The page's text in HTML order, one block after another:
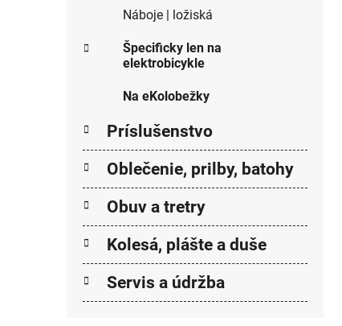
Náboje | ložiská
Špecificky len na
elektrobicykle
Na eKolobežky
Príslušenstvo
Oblečenie, prilby, batohy
Obuv a tretry
Kolesá, plášte a duše
Servis a údržba